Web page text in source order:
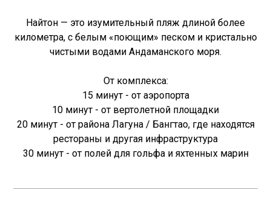
Найтон — это изумительный пляж длиной более
километра, с белым «поющим» песком и кристально
чистыми водами Андаманского моря.
От комплекса:
15 минут - от аэропорта
10 минут - от вертолетной площадки
20 минут - от района Лагуна / Бангтао, где находятся
рестораны и другая инфраструктура
30 минут - от полей для гольфа и яхтенных марин